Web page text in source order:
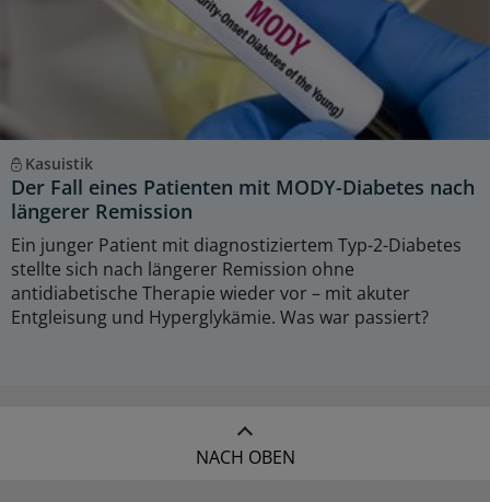
Kasuistik
Der Fall eines Patienten mit MODY-Diabetes nach
längerer Remission
Ein junger Patient mit diagnostiziertem Typ-2-Diabetes
stellte sich nach längerer Remission ohne
antidiabetische Therapie wieder vor – mit akuter
Entgleisung und Hyperglykämie. Was war passiert?
NACH OBEN